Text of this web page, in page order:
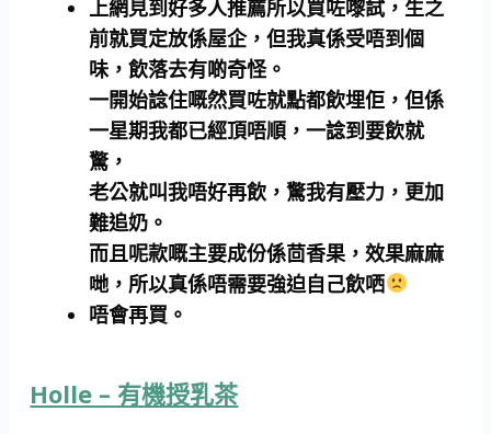
上網見到好多人推薦所以買咗嚟試，生之
前就買定放係屋企，但我真係受唔到個
味，飲落去有啲奇怪。
一開始諗住嘅然買咗就點都飲埋佢，但係
一星期我都已經頂唔順，一諗到要飲就
驚，
老公就叫我唔好再飲，驚我有壓力，更加
難追奶。
而且呢款嘅主要成份係茴香果，效果麻麻
哋，所以真係唔需要強迫自己飲哂
唔會再買。
Holle – 有機授乳茶